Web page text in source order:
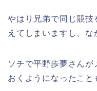
やはり兄弟で同じ競技
えてしまいますし、な
ソチで平野歩夢さん
おくようになったこと